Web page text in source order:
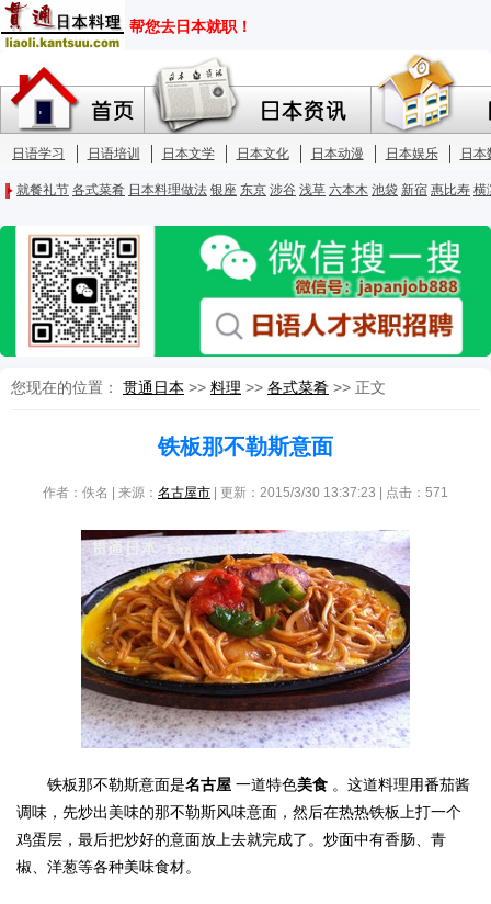
您现在的位置： 贯通日本 >> 料理 >> 各式菜肴 >> 正文
铁板那不勒斯意面
作者：佚名 | 来源： 名古屋市 | 更新：2015/3/30 13:37:23 | 点击： 571
铁板那不勒斯意面是名古屋 一道特色美食 。这道料理用番茄酱
调味，先炒出美味的那不勒斯风味意面，然后在热热铁板上打一个
鸡蛋层，最后把炒好的意面放上去就完成了。炒面中有香肠、青
椒、洋葱等各种美味食材。